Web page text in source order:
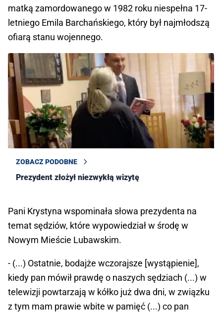
matką zamordowanego w 1982 roku niespełna 17-
letniego Emila Barchańskiego, który był najmłodszą
ofiarą stanu wojennego.
ZOBACZ PODOBNE
Prezydent złożył niezwykłą wizytę
Pani Krystyna wspominała słowa prezydenta na
temat sędziów, które wypowiedział w środę w
Nowym Mieście Lubawskim.
- (...) Ostatnie, bodajże wczorajsze [wystąpienie],
kiedy pan mówił prawdę o naszych sędziach (...) w
telewizji powtarzają w kółko już dwa dni, w związku
z tym mam prawie wbite w pamięć (...) co pan